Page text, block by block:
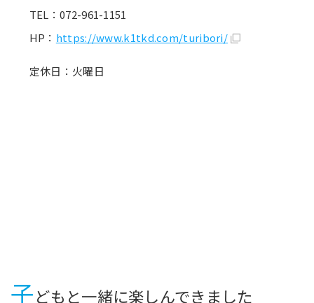
TEL：072-961-1151
HP： https://www.k1tkd.com/turibori/
定休日：火曜日
子どもと一緒に楽しんできました